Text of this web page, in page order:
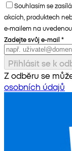
Souhlasím se
akcích, produktech
e-mailem na
Zadejte svůj e-mail *
Přihlásit se k
Z odběru se
osobních údajů